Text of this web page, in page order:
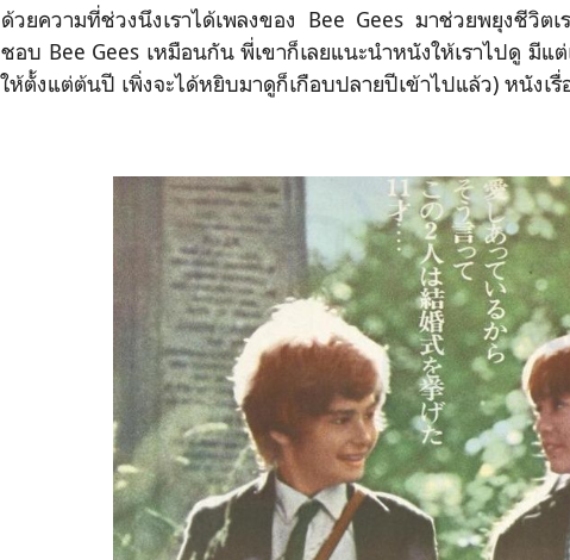
ด้วยความที่ช่วงนึงเราได้เพลงของ Bee Gees มาช่วยพยุงชีวิต
ชอบ Bee Gees เหมือนกัน พี่เขาก็เลยแนะนำหนังให้เราไปดู มีแ
ให้ตั้งแต่ต้นปี เพิ่งจะได้หยิบมาดูก็เกือบปลายปีเข้าไปแล้ว) หนังเ